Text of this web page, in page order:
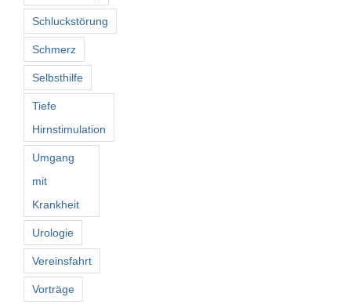
Schluckstörung
Schmerz
Selbsthilfe
Tiefe
Hirnstimulation
Umgang
mit
Krankheit
Urologie
Vereinsfahrt
Vorträge